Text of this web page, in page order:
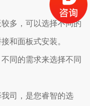
多，可以选择不同的
和面板式安装。
同的需求来选择不同
司，是您睿智的选